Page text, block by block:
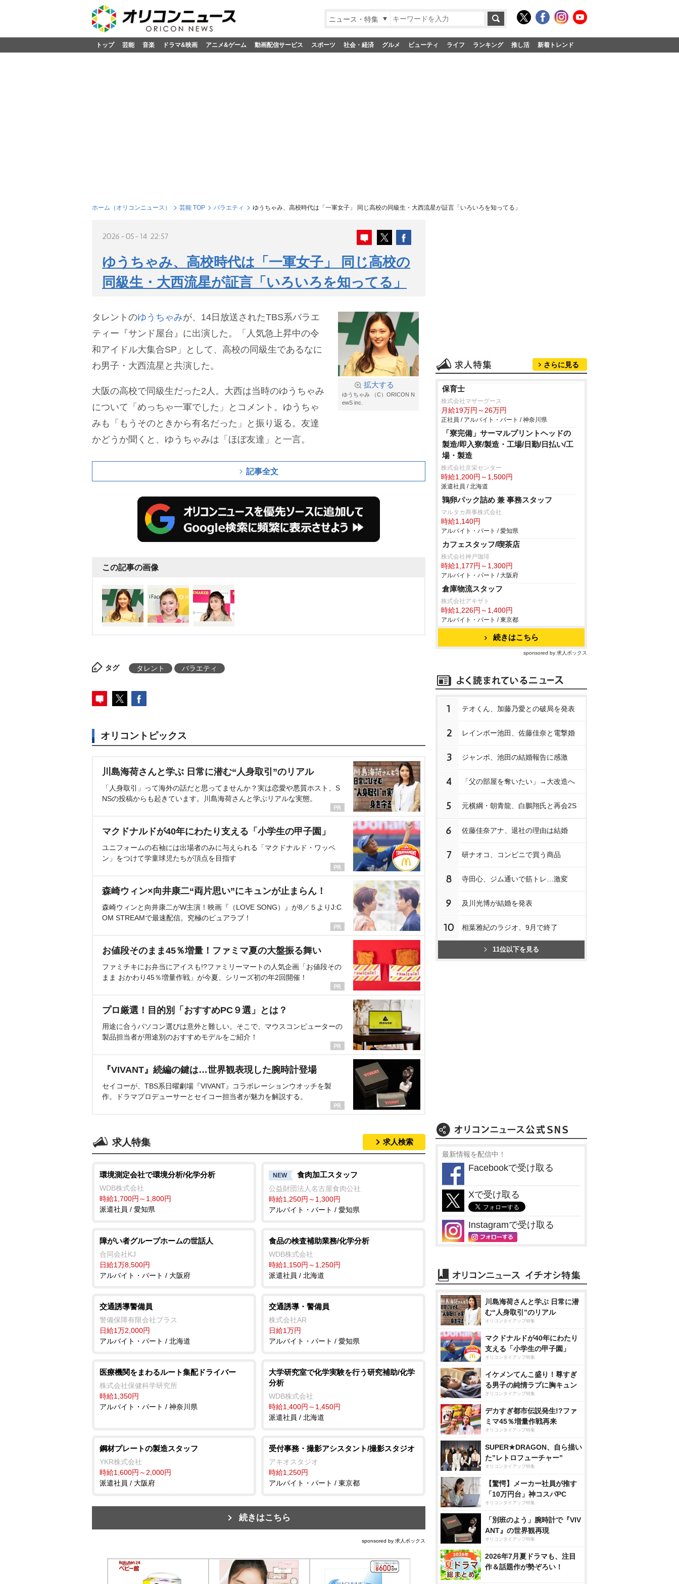
ニュース・特集
トップ 芸能 音楽 ドラマ&映画 アニメ&ゲーム 動画配信サービス スポーツ 社会・経済 グルメ ビューティ ライフ ランキング 推し活 新着トレンド
ホーム（オリコンニュース） 芸能 TOP バラエティ ゆうちゃみ、高校時代は「一軍女子」 同じ高校の同級生・大西流星が証言「いろいろを知ってる」
2026-05-14 22:57
ゆうちゃみ、高校時代は「一軍女子」 同じ高校の
同級生・大西流星が証言「いろいろを知ってる」
拡大する
ゆうちゃみ （C）ORICON N
ewS inc.
タレントのゆうちゃみが、14日放送されたTBS系バラエ
ティー『サンド屋台』に出演した。「人気急上昇中の令
和アイドル大集合SP」として、高校の同級生であるなに
わ男子・大西流星と共演した。
大阪の高校で同級生だった2人。大西は当時のゆうちゃみ
について「めっちゃ一軍でした」とコメント。ゆうちゃ
みも「もうそのときから有名だった」と振り返る。友達
かどうか聞くと、ゆうちゃみは「ほぼ友達」と一言。
記事全文
この記事の画像
タグ タレント バラエティ
オリコントピックス
川島海荷さんと学ぶ 日常に潜む“人身取引”のリアル
「人身取引」って海外の話だと思ってませんか？実は恋愛や悪質ホスト、S
NSの投稿からも起きています。川島海荷さんと学ぶリアルな実態。
マクドナルドが40年にわたり支える「小学生の甲子園」
ユニフォームの右袖には出場者のみに与えられる「マクドナルド・ワッペ
ン」をつけて学童球児たちが頂点を目指す
森崎ウィン×向井康二“両片思い”にキュンが止まらん！
森崎ウィンと向井康二がW主演！映画『（LOVE SONG）』が8／５よりJ:C
OM STREAMで最速配信。究極のピュアラブ！
お値段そのまま45％増量！ファミマ夏の大盤振る舞い
ファミチキにお弁当にアイスも!?ファミリーマートの人気企画「お値段その
まま おかわり45％増量作戦」が今夏、シリーズ初の年2回開催！
プロ厳選！目的別「おすすめPC９選」とは？
用途に合うパソコン選びは意外と難しい。そこで、マウスコンピューターの
製品担当者が用途別のおすすめモデルをご紹介！
『VIVANT』続編の鍵は…世界観表現した腕時計登場
セイコーが、TBS系日曜劇場『VIVANT』コラボレーションウオッチを製
作。ドラマプロデューサーとセイコー担当者が魅力を解説する。
求人特集 求人検索
環境測定会社で環境分析/化学分析
WDB株式会社
時給1,700円～1,800円
派遣社員 / 愛知県
NEW 食肉加工スタッフ
公益財団法人名古屋食肉公社
時給1,250円～1,300円
アルバイト・パート / 愛知県
障がい者グループホームの世話人
合同会社KJ
日給1万8,500円
アルバイト・パート / 大阪府
食品の検査補助業務/化学分析
WDB株式会社
時給1,150円～1,250円
派遣社員 / 北海道
交通誘導警備員
警備保障有限会社プラス
日給1万2,000円
アルバイト・パート / 北海道
交通誘導・警備員
株式会社AR
日給1万円
アルバイト・パート / 愛知県
医療機関をまわるルート集配ドライバー
株式会社保健科学研究所
時給1,350円
アルバイト・パート / 神奈川県
大学研究室で化学実験を行う研究補助/化学
分析
WDB株式会社
時給1,400円～1,450円
派遣社員 / 北海道
鋼材プレートの製造スタッフ
YKR株式会社
時給1,600円～2,000円
派遣社員 / 大阪府
受付事務・撮影アシスタント/撮影スタジオ
アキオスタジオ
時給1,250円
アルバイト・パート / 東京都
続きはこちら
sponsored by 求人ボックス
さらに見る
保育士
株式会社マザーグース
月給19万円～26万円
正社員 / アルバイト・パート / 神奈川県
「寮完備」サーマルプリントヘッドの
製造/即入寮/製造・工場/日勤/日払い/工
場・製造
株式会社京栄センター
時給1,200円～1,500円
派遣社員 / 北海道
鶉卵パック詰め 兼 事務スタッフ
マルタカ商事株式会社
時給1,140円
アルバイト・パート / 愛知県
カフェスタッフ/喫茶店
株式会社神戸珈琲
時給1,177円～1,300円
アルバイト・パート / 大阪府
倉庫物流スタッフ
株式会社アキザト
時給1,226円～1,400円
アルバイト・パート / 東京都
続きはこちら
sponsored by 求人ボックス
1 テオくん、加藤乃愛との破局を発表
2 レインボー池田、佐藤佳奈と電撃婚
3 ジャンボ、池田の結婚報告に感激
4 「父の部屋を奪いたい」→大改造へ
5 元横綱・朝青龍、白鵬翔氏と再会2S
6 佐藤佳奈アナ、退社の理由は結婚
7 研ナオコ、コンビニで買う商品
8 寺田心、ジム通いで筋トレ…激変
9 及川光博が結婚を発表
10 相葉雅紀のラジオ、9月で終了
11位以下を見る
最新情報を配信中！
Facebookで受け取る
Xで受け取る
Instagramで受け取る
川島海荷さんと学ぶ 日常に潜
む“人身取引”のリアル
オリコンタイアップ特集
マクドナルドが40年にわたり
支える「小学生の甲子園」
オリコンタイアップ特集
イケメンてんこ盛り！尊すぎ
る男子の純情ラブに胸キュン
オリコンタイアップ特集
デカすぎ都市伝説発生!?ファ
ミマ45％増量作戦再来
オリコンタイアップ特集
SUPER★DRAGON、自ら描い
た”レトロフューチャー”
オリコンタイアップ特集
【驚愕】メーカー社員が推す
「10万円台」神コスパPC
オリコンタイアップ特集
「別班のよう」腕時計で『VIV
ANT』の世界観再現
オリコンタイアップ特集
2026年7月夏ドラマも、注目
作＆話題作が勢ぞろい！